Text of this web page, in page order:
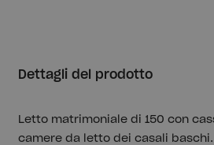
Dettagli del prodotto
Letto matrimoniale di 150 con
camere da letto dei casali